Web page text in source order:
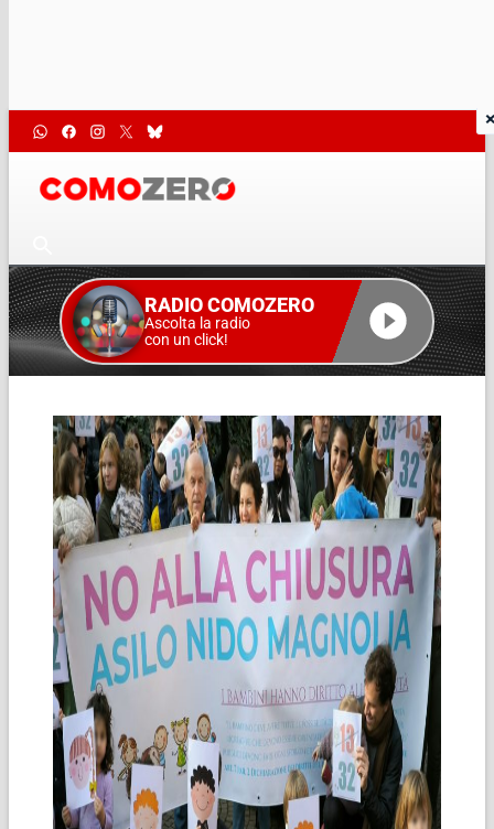
RADIO COMOZERO
Ascolta la radio
con un click!